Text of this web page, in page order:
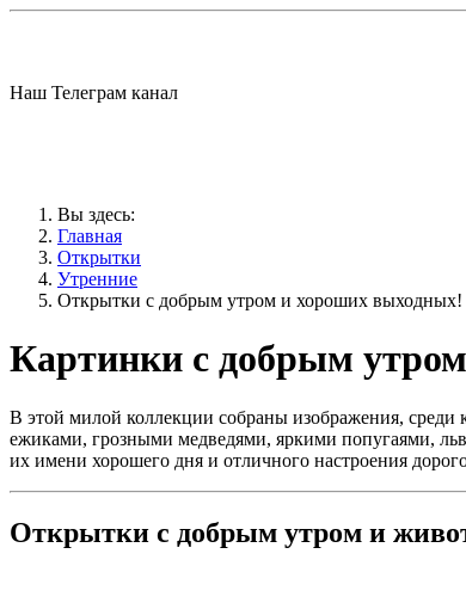
Наш Телеграм канал
Вы здесь:
Главная
Открытки
Утренние
Открытки с добрым утром и хороших выходных!
Картинки с добрым
В этой милой коллекции собраны изображения,
ежиками, грозными медведями, яркими попугаями,
их имени хорошего дня и отличного настроения
Открытки с добрым утром и